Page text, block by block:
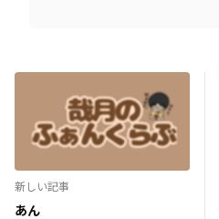
新しい記事
あん